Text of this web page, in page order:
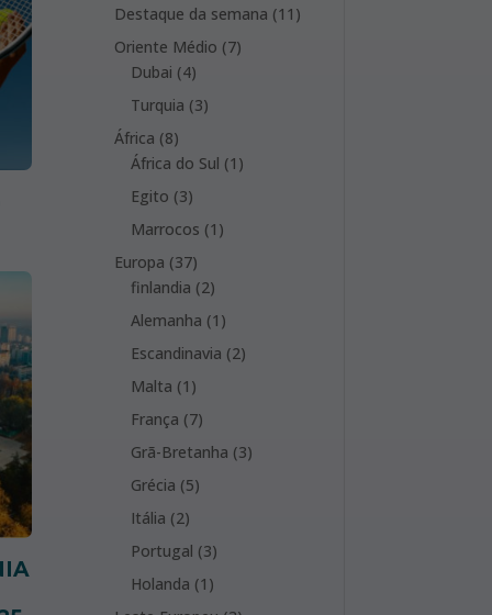
Destaque da semana 11 11
Oriente Médio 77
Dubai 44
products
Turquia 33
África 88
products
África do Sul 1 1
Egito 33
products
Marrocos 1 1
Europa 3737
products
finlandia 22
products
Alemanha 1 1
product
Escandinavia 22
Malta 1 1
product
França 77
products
Grã-Bretanha 33
Grécia 55
Itália 22
products
Portugal 33
Holanda 1 1
product